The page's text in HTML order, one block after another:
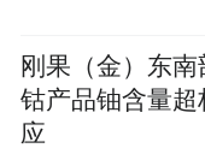
刚果（金）东
钴产品铀含量超
应